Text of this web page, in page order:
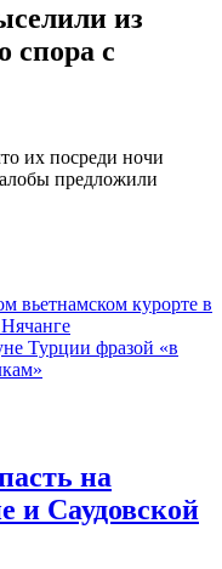
из
спора с
их посреди ночи
предложили
вьетнамском курорте в
Турции фразой «в
на
и Саудовской